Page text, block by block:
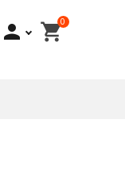
person 0
shopping_cart